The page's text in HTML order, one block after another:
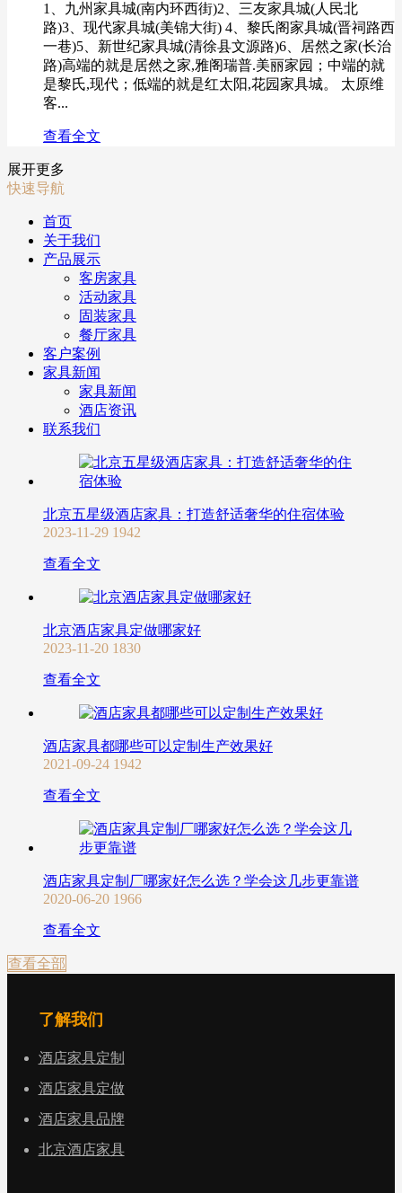
1、九州家具城(南内环西街)2、三友家具城(人民北
路)3、现代家具城(美锦大街) 4、黎氏阁家具城(晋祠路西
一巷)5、新世纪家具城(清徐县文源路)6、居然之家(长治
路)高端的就是居然之家,雅阁瑞普.美丽家园；中端的就
是黎氏,现代；低端的就是红太阳,花园家具城。 太原维
客...
查看全文
展开更多
快速导航
首页
关于我们
产品展示
客房家具
活动家具
固装家具
餐厅家具
客户案例
家具新闻
家具新闻
酒店资讯
联系我们
北京五星级酒店家具：打造舒适奢华的住宿体验
2023-11-29 1942
查看全文
北京酒店家具定做哪家好
2023-11-20 1830
查看全文
酒店家具都哪些可以定制生产效果好
2021-09-24 1942
查看全文
酒店家具定制厂哪家好怎么选？学会这几步更靠谱
2020-06-20 1966
查看全文
查看全部
了解我们
酒店家具定制
酒店家具定做
酒店家具品牌
北京酒店家具